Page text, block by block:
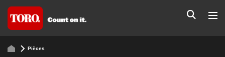
Pièces